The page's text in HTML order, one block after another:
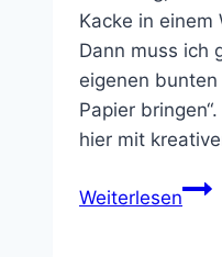
Kacke in einem
Dann muss ich
eigenen
Papier
hier mit
WeiterlesenLasst